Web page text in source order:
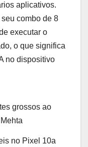
aplicativos.
combo de 8
executar o
o que significa
no dispositivo
grossos ao
no Pixel 10a